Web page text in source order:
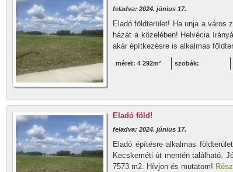
feladva: 2024. június 17.
Eladó földterület! Ha unja a város
házát a közelében! Helvécia
akár építkezésre is alkalmas
méret: 4 292m² szobák:
Eladó föld!
feladva: 2024. június 17.
Eladó építésre alkalmas
Kecskeméti út mentén található.
7573 m2. Hívjon és mutatom!